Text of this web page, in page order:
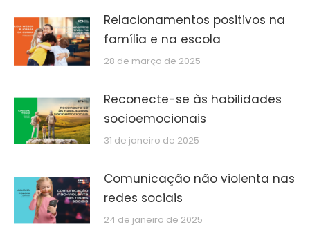
Relacionamentos positivos na
família e na escola
28 de março de 2025
Reconecte-se às habilidades
socioemocionais
31 de janeiro de 2025
Comunicação não violenta nas
redes sociais
24 de janeiro de 2025